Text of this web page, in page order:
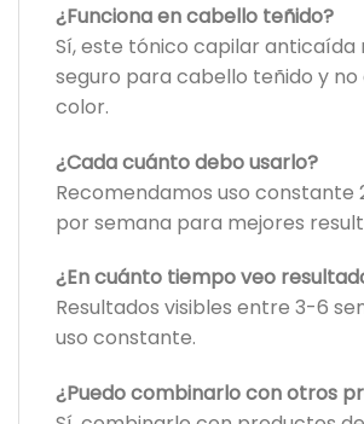
¿Funciona en cabello teñido?
Sí, este tónico capilar anticaída
seguro para cabello teñido y no
color.
¿Cada cuánto debo usarlo?
Recomendamos uso constante
por semana para mejores
¿En cuánto tiempo veo
Resultados visibles entre 3-6
uso constante.
¿Puedo combinarlo con otros